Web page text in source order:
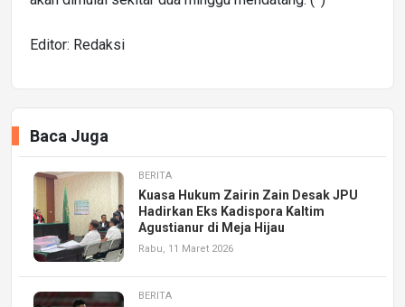
Editor: Redaksi
Baca Juga
BERITA
Kuasa Hukum Zairin Zain Desak JPU
Hadirkan Eks Kadispora Kaltim
Agustianur di Meja Hijau
Rabu, 11 Maret 2026
BERITA